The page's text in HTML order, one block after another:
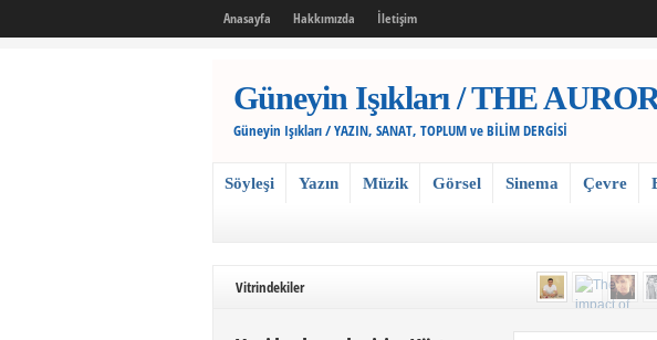
Anasayfa Hakkımızda İletişim
Güneyin Işıkları / THE
Güneyin Işıkları / YAZIN, SANAT, TOPLUM ve BİLİM DERGİSİ
Söyleşi Yazın Müzik Görsel Sinema Çevre
Vitrindekiler